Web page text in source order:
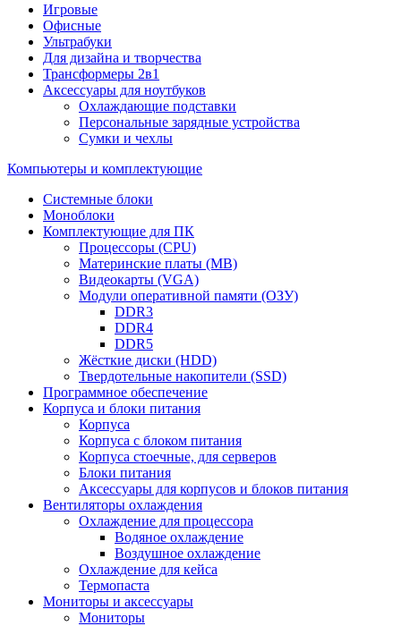
Игровые
Офисные
Ультрабуки
Для дизайна и творчества
Трансформеры 2в1
Аксессуары для ноутбуков
Охлаждающие подставки
Персональные зарядные устройства
Сумки и чехлы
Компьютеры и комплектующие
Системные блоки
Моноблоки
Комплектующие для ПК
Процессоры (CPU)
Материнские платы (MB)
Видеокарты (VGA)
Модули оперативной памяти (ОЗУ)
DDR3
DDR4
DDR5
Жёсткие диски (HDD)
Твердотельные накопители (SSD)
Программное обеспечение
Корпуса и блоки питания
Корпуса
Корпуса с блоком питания
Корпуса стоечные, для серверов
Блоки питания
Аксессуары для корпусов и блоков питания
Вентиляторы охлаждения
Охлаждение для процессора
Водяное охлаждение
Воздушное охлаждение
Охлаждение для кейса
Термопаста
Мониторы и аксессуары
Мониторы